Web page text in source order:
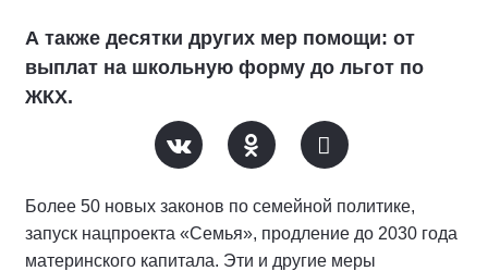
А также десятки других мер помощи: от
выплат на школьную форму до льгот по
ЖКХ.
Более 50 новых законов по семейной политике,
запуск нацпроекта «Семья», продление до 2030 года
материнского капитала. Эти и другие меры